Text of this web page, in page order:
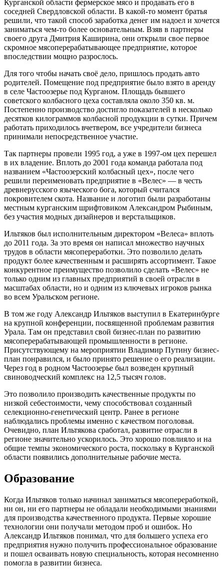
Курганской области фермерское мясо и продавать его в
соседней Свердловской области. В какой-то момент братья
решили, что такой способ заработка денег им надоел и хочется
заниматься чем-то более основательным. Взяв в партнеры
своего друга Дмитрия Каширина, они открыли свое первое
скромное мясоперерабатывающее предприятие, которое
впоследствии мощно разрослось.
Для того чтобы начать своё дело, пришлось продать авто
родителей. Помещение под предприятие было взято в аренду
в селе Частоозерье под Курганом. Площадь бывшего
советского колбасного цеха составляла около 350 кв. м.
Постепенно производство достигло показателей в несколько
десятков килограммов колбасной продукции в сутки. Причем
работать приходилось вчетвером, все учредители бизнеса
принимали непосредственное участие.
Так партнеры провели 1995 год, а уже в 1997-ом цех перешел
в их владение. Вплоть до 2001 года команда работала под
названием «Частоозерский колбасный цех», после чего
решили переименовать предприятие в «Велес» — в честь
древнерусского языческого бога, который считался
покровителем скота. Название и логотип были разработаны
местным курганским шрифтовиком Александром Рыбиным,
без участия модных дизайнеров и верстальщиков.
Ильтяков был исполнительным директором «Велеса» вплоть
до 2011 года. За это время он написал множество научных
трудов в области мясопереработки. Это позволило делать
продукт более качественным и расширять ассортимент. Такое
конкурентное преимущество позволило сделать «Велес» не
только одним из главных предприятий в своей отрасли в
масштабах области, но и одним из ключевых игроков рынка
во всем Уральском регионе.
В том же году Александр Ильтяков выступил в Екатеринбурге
на крупной конференции, посвященной проблемам развития
Урала. Там он представил свой бизнес-план по развитию
мясоперерабатывающей промышленности в регионе.
Присутствующему на мероприятии Владимир Путину бизнес-
план понравился, и было принято решение о его реализации.
Через год в родном Частоозерье был возведен крупный
свиноводческий комплекс на 12,5 тысяч голов.
Это позволило производить качественные продукты по
низкой себестоимости, чему способствовал созданный
селекционно-генетический центр. Ранее в регионе
наблюдались проблемы именно с качеством поголовья.
Очевидно, план Ильтякова сработал, развитие отрасли в
регионе значительно ускорилось. Это хорошо повлияло и на
общие темпы экономического роста, поскольку в Курганской
области появились дополнительные рабочие места.
Образование
Когда Ильтяков только начинал заниматься мясопереработкой,
ни он, ни его партнеры не обладали необходимыми знаниями
для производства качественного продукта. Первые хорошие
технологии они получали методом проб и ошибок. Но
Александр Ильтяков понимал, что для большего успеха его
предприятия нужно получить профессиональное образование
и пошел осваивать новую специальность, которая несомненно
помогла в развитии бизнеса.